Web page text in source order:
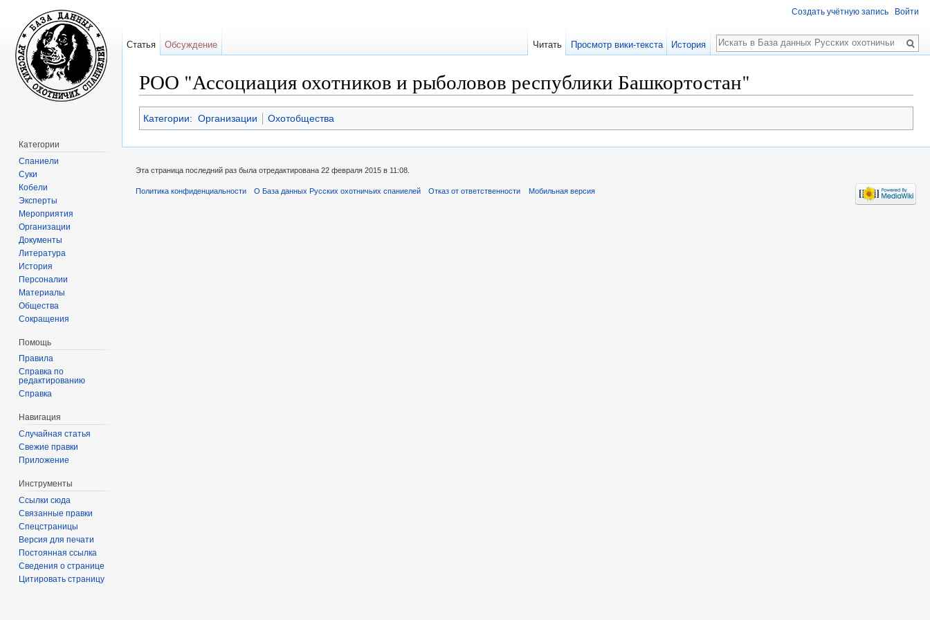
РОО "Ассоциация охотников и рыболовов республики Башкортостан"
Категории: Организации Охотобщества
Создать учётную запись Войти
Статья Обсуждение Читать Просмотр вики-текста История
Поиск
Категории
Спаниели
Суки
Кобели
Эксперты
Мероприятия
Организации
Документы
Литература
История
Персоналии
Материалы
Общества
Сокращения
Помощь
Правила
Справка по
редактированию
Справка
Навигация
Случайная статья
Свежие правки
Приложение
Инструменты
Ссылки сюда
Связанные правки
Спецстраницы
Версия для печати
Постоянная ссылка
Сведения о странице
Цитировать страницу
Эта страница последний раз была отредактирована 22 февраля 2015 в 11:08.
Политика конфиденциальности О База данных Русских охотничьих спаниелей Отказ от ответственности Мобильная версия